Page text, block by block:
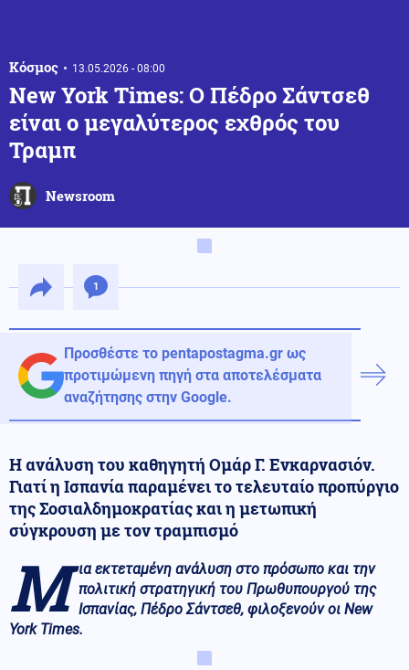
Κόσμος 13.05.2026 - 08:00
New York Times: Ο Πέδρο Σάντσεθ
είναι ο μεγαλύτερος εχθρός του
Τραμπ
Newsroom
1
Προσθέστε το pentapostagma.gr ως
προτιμώμενη πηγή στα αποτελέσματα
αναζήτησης στην Google.
Η ανάλυση του καθηγητή Ομάρ Γ. Ενκαρνασιόν.
Γιατί η Ισπανία παραμένει το τελευταίο προπύργιο
της Σοσιαλδημοκρατίας και η μετωπική
σύγκρουση με τον τραμπισμό
Μ ια εκτεταμένη ανάλυση στο πρόσωπο και την
πολιτική στρατηγική του Πρωθυπουργού της
Ισπανίας, Πέδρο Σάντσεθ, φιλοξενούν οι New
York Times.